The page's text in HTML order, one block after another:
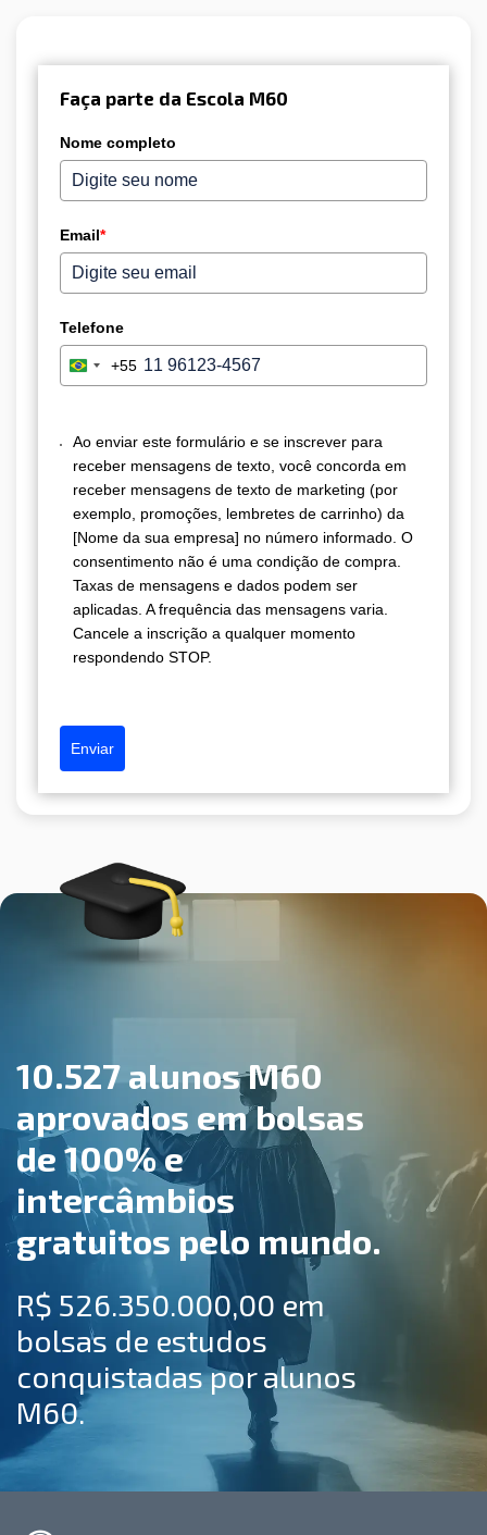
Faça parte da Escola M60
Nome completo
Email*
Telefone
B
z
i
l
+
5
5
+55
Ao enviar este formulário e se inscrever para
receber mensagens de texto, você concorda em
receber mensagens de texto de marketing (por
exemplo, promoções, lembretes de carrinho) da
[Nome da sua empresa] no número informado. O
consentimento não é uma condição de compra.
Taxas de mensagens e dados podem ser
aplicadas. A frequência das mensagens varia.
Cancele a inscrição a qualquer momento
respondendo STOP.
Enviar
10.527 alunos M60
aprovados em bolsas
de 100% e
intercâmbios
gratuitos pelo mundo.
R$ 526.350.000,00 em
bolsas de estudos
conquistadas por alunos
M60.